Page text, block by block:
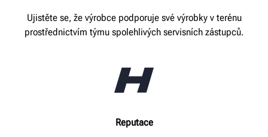
Ujistěte se, že výrobce podporuje své výrobky v terénu
prostřednictvím týmu spolehlivých servisních zástupců.
Reputace